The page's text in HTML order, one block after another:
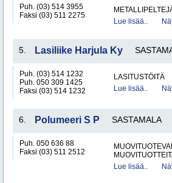
Puh. (03) 514 3955
Faksi (03) 511 2275
Lue lisää..
5. Lasiliike Harjula Ky
Puh. (03) 514 1232
Puh. 050 309 1425
Faksi (03) 514 1232
LASITUSTÖITÄ
Lue lisää..
6. Polumeeri S P SASTAMALA
Puh. 050 636 88
Faksi (03) 511 2512
Lue lisää..